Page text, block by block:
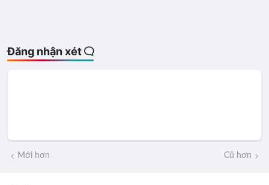
Đăng nhận xét
Mới hơn Cũ hơn